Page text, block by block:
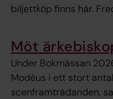
biljettköp finns här.
Möt
Under Bokmässan
Modéus i ett stort
scenframträdanden,